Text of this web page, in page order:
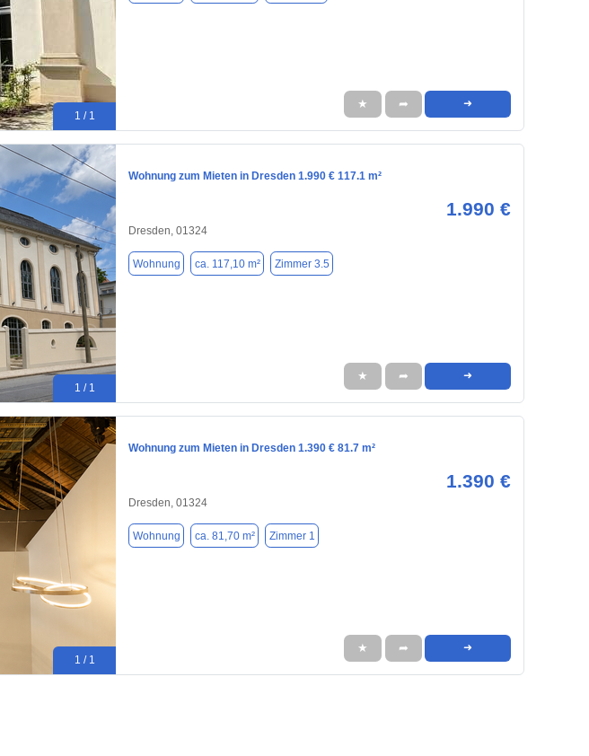
1 / 1
★ ➦ ➜
1 / 1
Wohnung zum Mieten in Dresden 1.990 € 117.1 m²
1.990 €
Dresden, 01324
Wohnung ca. 117,10 m² Zimmer 3.5
★ ➦ ➜
1 / 1
Wohnung zum Mieten in Dresden 1.390 € 81.7 m²
1.390 €
Dresden, 01324
Wohnung ca. 81,70 m² Zimmer 1
★ ➦ ➜